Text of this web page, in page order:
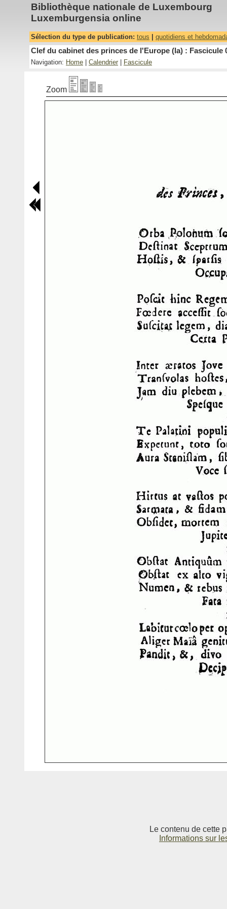
Bibliothèque nationale de Luxembourg
Luxemburgensia online
Sélection du type de publication: tous quotidiens et
Clef du cabinet des princes de l'Europe (la) : Fascicule
Navigation: Home Calendrier Fascicule
Zoom
Le contenu de cette
Informations sur